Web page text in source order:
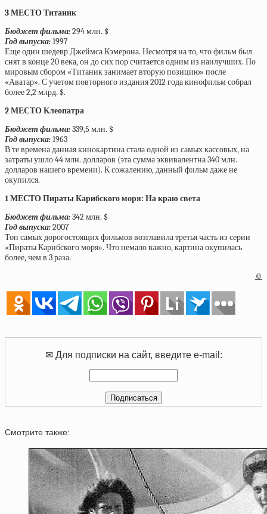
3 МЕСТО Титаник
Бюджет фильма:294 млн. $
Год выпуска:1997
Еще один шедевр Джеймса Кэмерона. Несмотря на то, что фильм был
снят в конце 20 века, он до сих пор считается одним из наилучших. По
мировым сбором «Титаник занимает вторую позицию» после
«Аватар». С учетом повторного издания 2012 года кинофильм собрал
более 2,2 млрд. $.
2 МЕСТО Клеопатра
Бюджет фильма:339,5 млн. $
Год выпуска:1963
В те времена данная кинокартина стала одной из самых кассовых, на
затраты ушло 44 млн. долларов (эта сумма эквивалентна 340 млн.
долларов нашего времени). К сожалению, данный фильм даже не
окупился.
1 МЕСТО Пираты Карибского моря: На краю света
Бюджет фильма:342 млн. $
Год выпуска:2007
Топ самых дорогостоящих фильмов возглавила третья часть из серии
«Пираты Карибского моря». Что немало важно, картина окупилась
более, чем в 3 раза.
©
✉ Для подписки на сайт, введите e-mail:
Смотрите также: